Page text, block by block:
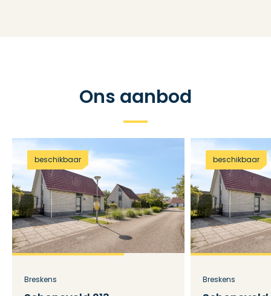
Ons aanbod
beschikbaar
Breskens
beschikbaar
Breskens